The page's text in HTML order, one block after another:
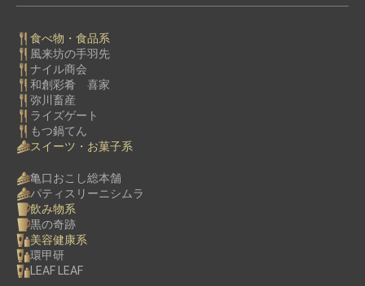
食べ物・食品系
風来坊の手羽先
ナイル商会
和創彩肴 喜家
弥川畜産
ライズゲート
もつ鍋てん
スイーツ・お菓子系
亀口おこし総本舗
パティスリーニシムラ
飲み物系
黒の奇跡
美容健康系
環甲研
LEAF LEAF